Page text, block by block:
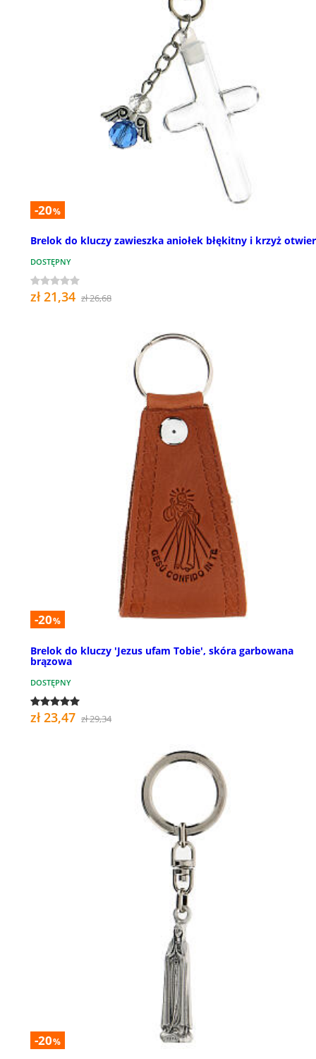
-20%
Brelok do kluczy zawieszka aniołek błękitny i krzyż
DOSTĘPNY
zł 21,34 zł 26,68
-20%
Brelok do kluczy 'Jezus ufam Tobie', skóra garbowana
brązowa
DOSTĘPNY
zł 23,47 zł 29,34
-20%